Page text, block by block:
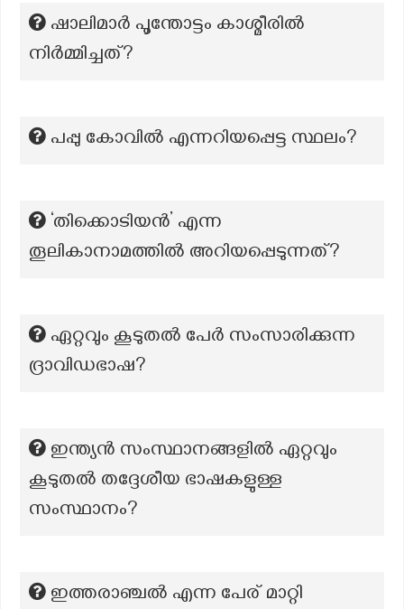
ഷാലിമാർ പൂന്തോട്ടം കാശ്മീരിൽ
നിർമ്മിച്ചത്?
പപ്പു കോവിൽ എന്നറിയപ്പെട്ട സ്ഥലം?
‘തിക്കൊടിയൻ’ എന്ന
തൂലികാനാമത്തില്‍ അറിയപ്പെടുന്നത്?
ഏറ്റവും കൂടുതൽ പേർ സംസാരിക്കുന്ന
ദ്രാവിഡഭാഷ?
ഇന്ത്യൻ സംസ്ഥാനങ്ങളിൽ ഏറ്റവും
കൂടുതൽ തദ്ദേശീയ ഭാഷകളുള്ള
സംസ്ഥാനം?
ഇത്തരാഞ്ചൽ എന്ന പേര് മാറ്റി